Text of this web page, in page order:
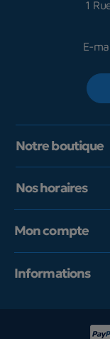
1
E-
Notre boutique
Nos horaires
Mon compte
Informations